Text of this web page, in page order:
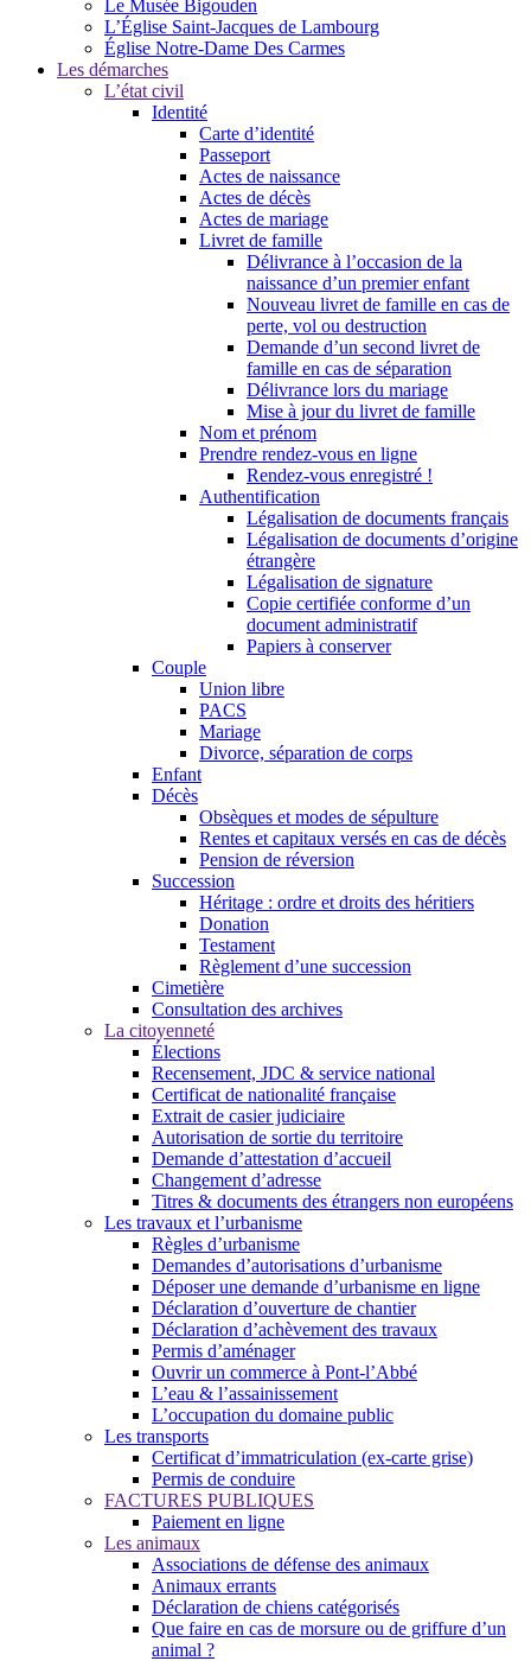
Le Musée Bigouden
L’Église Saint-Jacques de Lambourg
Église Notre-Dame Des Carmes
Les démarches
L’état civil
Identité
Carte d’identité
Passeport
Actes de naissance
Actes de décès
Actes de mariage
Livret de famille
Délivrance à l’occasion de la
naissance d’un premier enfant
Nouveau livret de famille en cas de
perte, vol ou destruction
Demande d’un second livret de
famille en cas de séparation
Délivrance lors du mariage
Mise à jour du livret de famille
Nom et prénom
Prendre rendez-vous en ligne
Rendez-vous enregistré !
Authentification
Légalisation de documents français
Légalisation de documents d’origine
étrangère
Légalisation de signature
Copie certifiée conforme d’un
document administratif
Papiers à conserver
Couple
Union libre
PACS
Mariage
Divorce, séparation de corps
Enfant
Décès
Obsèques et modes de sépulture
Rentes et capitaux versés en cas de décès
Pension de réversion
Succession
Héritage : ordre et droits des héritiers
Donation
Testament
Règlement d’une succession
Cimetière
Consultation des archives
La citoyenneté
Élections
Recensement, JDC & service national
Certificat de nationalité française
Extrait de casier judiciaire
Autorisation de sortie du territoire
Demande d’attestation d’accueil
Changement d’adresse
Titres & documents des étrangers non européens
Les travaux et l’urbanisme
Règles d’urbanisme
Demandes d’autorisations d’urbanisme
Déposer une demande d’urbanisme en ligne
Déclaration d’ouverture de chantier
Déclaration d’achèvement des travaux
Permis d’aménager
Ouvrir un commerce à Pont-l’Abbé
L’eau & l’assainissement
L’occupation du domaine public
Les transports
Certificat d’immatriculation (ex-carte grise)
Permis de conduire
FACTURES PUBLIQUES
Paiement en ligne
Les animaux
Associations de défense des animaux
Animaux errants
Déclaration de chiens catégorisés
Que faire en cas de morsure ou de griffure d’un
animal ?